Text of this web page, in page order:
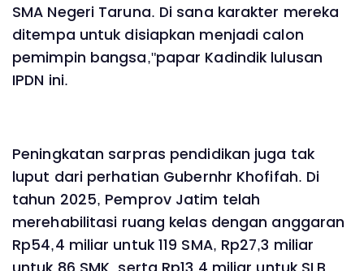
SMA Negeri Taruna. Di sana karakter mereka
ditempa untuk disiapkan menjadi calon
pemimpin bangsa,"papar Kadindik lulusan
IPDN ini.
Peningkatan sarpras pendidikan juga tak
luput dari perhatian Gubernhr Khofifah. Di
tahun 2025, Pemprov Jatim telah
merehabilitasi ruang kelas dengan anggaran
Rp54,4 miliar untuk 119 SMA, Rp27,3 miliar